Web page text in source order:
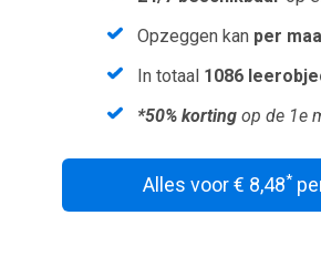
Opzeggen kan per
In totaal 1086
*50% korting op de 1e
Alles voor € 8,48*